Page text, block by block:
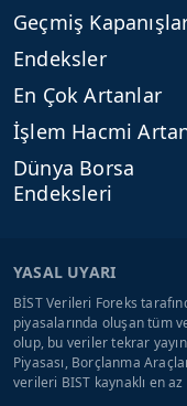
Geçmiş
Endeksler
En Çok Artanlar
İşlem Hacmi
Dünya Borsa
Endeksleri
YASAL UYARI
BİST Verileri Foreks
piyasalarında oluşan tüm
olup, bu veriler tekrar
Piyasası, Borçlanma
verileri BIST kaynaklı en